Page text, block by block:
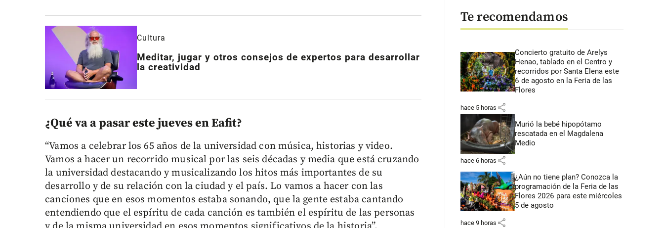
Cultura
Meditar, jugar y otros consejos de expertos para desarrollar
la creatividad
¿Qué va a pasar este jueves en Eafit?
“Vamos a celebrar los 65 años de la universidad con música, historias y video.
Vamos a hacer un recorrido musical por las seis décadas y media que está cruzando
la universidad destacando y musicalizando los hitos más importantes de su
desarrollo y de su relación con la ciudad y el país. Lo vamos a hacer con las
canciones que en esos momentos estaba sonando, que la gente estaba cantando
entendiendo que el espíritu de cada canción es también el espíritu de las personas
Te recomendamos
Concierto gratuito de Arelys
Henao, tablado en el Centro y
recorridos por Santa Elena este
6 de agosto en la Feria de las
Flores
hace 5 horas share
Murió la bebé hipopótamo
rescatada en el Magdalena
Medio
hace 6 horas share
¿Aún no tiene plan? Conozca la
programación de la Feria de las
Flores 2026 para este miércoles
5 de agosto
hace 9 horas share